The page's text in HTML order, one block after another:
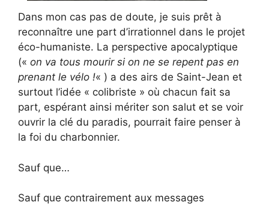
Dans mon cas pas de doute, je suis prêt à
reconnaître une part d’irrationnel dans le projet
éco-humaniste. La perspective apocalyptique
(« on va tous mourir si on ne se repent pas en
prenant le vélo !« ) a des airs de Saint-Jean et
surtout l’idée « colibriste » où chacun fait sa
part, espérant ainsi mériter son salut et se voir
ouvrir la clé du paradis, pourrait faire penser à
la foi du charbonnier.
Sauf que…
Sauf que contrairement aux messages